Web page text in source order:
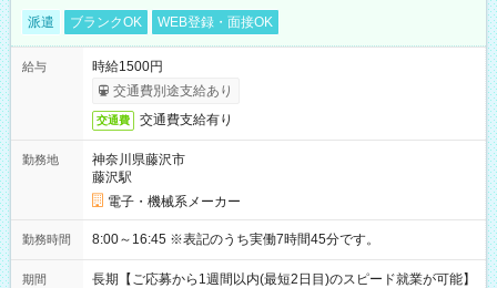
派遣 ブランクOK WEB登録・面接OK
給与
時給1500円
交通費別途支給あり
交通費 交通費支給有り
勤務地
神奈川県藤沢市
藤沢駅
電子・機械系メーカー
勤務時間 8:00～16:45 ※表記のうち実働7時間45分です。
期間
長期【ご応募から1週間以内(最短2日目)のスピード就業が可能】